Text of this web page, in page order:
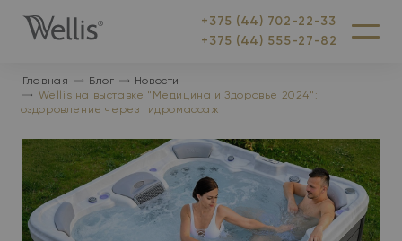
На
+375 (44) 702-22-33
+375 (44) 555-27-82
Меню
Главная Блог
Новости
Wellis на выставке "Медицина и Здоровье 2024":
оздоровление через гидромассаж